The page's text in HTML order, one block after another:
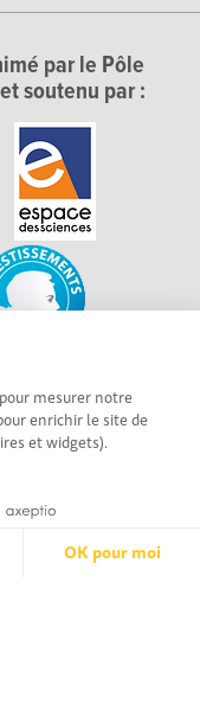
mesurer notre
enrichir le site de
et widgets).
OK pour moi
par le Pôle
soutenu par :
et passionnés de